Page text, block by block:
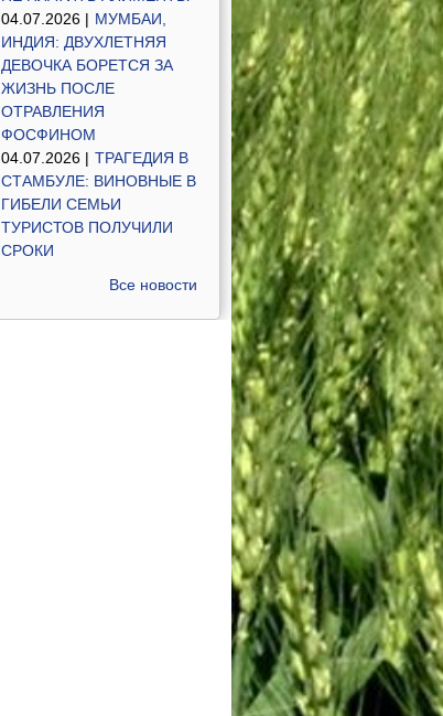
04.07.2026 | МУМБАИ,
ИНДИЯ: ДВУХЛЕТНЯЯ
ДЕВОЧКА БОРЕТСЯ ЗА
ЖИЗНЬ ПОСЛЕ
ОТРАВЛЕНИЯ
ФОСФИНОМ
04.07.2026 | ТРАГЕДИЯ В
СТАМБУЛЕ: ВИНОВНЫЕ В
ГИБЕЛИ СЕМЬИ
ТУРИСТОВ ПОЛУЧИЛИ
СРОКИ
Все новости